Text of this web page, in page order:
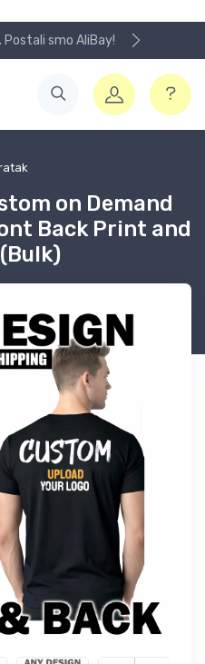
Postali smo AliBay!
on Demand
Back Print and